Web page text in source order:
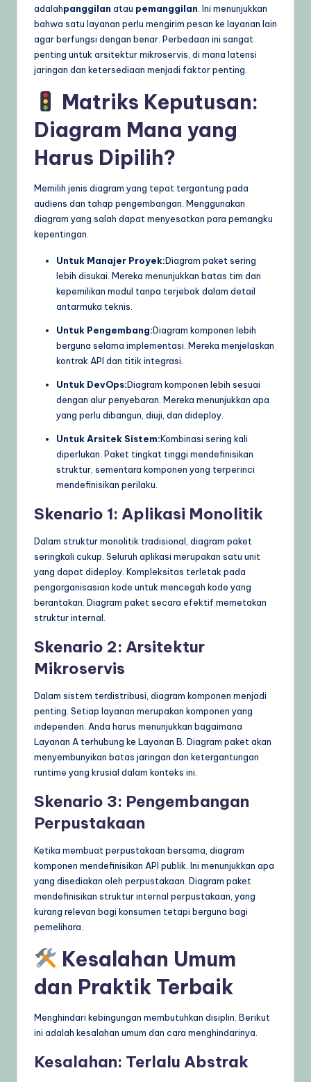
adalahpanggilan atau pemanggilan . Ini menunjukkan
bahwa satu layanan perlu mengirim pesan ke layanan lain
agar berfungsi dengan benar. Perbedaan ini sangat
penting untuk arsitektur mikroservis, di mana latensi
jaringan dan ketersediaan menjadi faktor penting.
Matriks Keputusan:
Diagram Mana yang
Harus Dipilih?
Memilih jenis diagram yang tepat tergantung pada
audiens dan tahap pengembangan. Menggunakan
diagram yang salah dapat menyesatkan para pemangku
kepentingan.
Untuk Manajer Proyek:Diagram paket sering
lebih disukai. Mereka menunjukkan batas tim dan
kepemilikan modul tanpa terjebak dalam detail
antarmuka teknis.
Untuk Pengembang:Diagram komponen lebih
berguna selama implementasi. Mereka menjelaskan
kontrak API dan titik integrasi.
Untuk DevOps:Diagram komponen lebih sesuai
dengan alur penyebaran. Mereka menunjukkan apa
yang perlu dibangun, diuji, dan dideploy.
Untuk Arsitek Sistem:Kombinasi sering kali
diperlukan. Paket tingkat tinggi mendefinisikan
struktur, sementara komponen yang terperinci
mendefinisikan perilaku.
Skenario 1: Aplikasi Monolitik
Dalam struktur monolitik tradisional, diagram paket
seringkali cukup. Seluruh aplikasi merupakan satu unit
yang dapat dideploy. Kompleksitas terletak pada
pengorganisasian kode untuk mencegah kode yang
berantakan. Diagram paket secara efektif memetakan
struktur internal.
Skenario 2: Arsitektur
Mikroservis
Dalam sistem terdistribusi, diagram komponen menjadi
penting. Setiap layanan merupakan komponen yang
independen. Anda harus menunjukkan bagaimana
Layanan A terhubung ke Layanan B. Diagram paket akan
menyembunyikan batas jaringan dan ketergantungan
runtime yang krusial dalam konteks ini.
Skenario 3: Pengembangan
Perpustakaan
Ketika membuat perpustakaan bersama, diagram
komponen mendefinisikan API publik. Ini menunjukkan apa
yang disediakan oleh perpustakaan. Diagram paket
mendefinisikan struktur internal perpustakaan, yang
kurang relevan bagi konsumen tetapi berguna bagi
pemelihara.
Kesalahan Umum
dan Praktik Terbaik
Menghindari kebingungan membutuhkan disiplin. Berikut
ini adalah kesalahan umum dan cara menghindarinya.
Kesalahan: Terlalu Abstrak